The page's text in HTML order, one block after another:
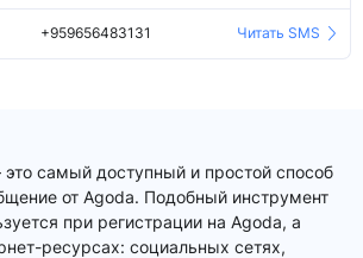
+959656483131 Читать SMS
самый доступный и простой способ
от Agoda. Подобный инструмент
при регистрации на Agoda, а
ресурсах: социальных сетях,